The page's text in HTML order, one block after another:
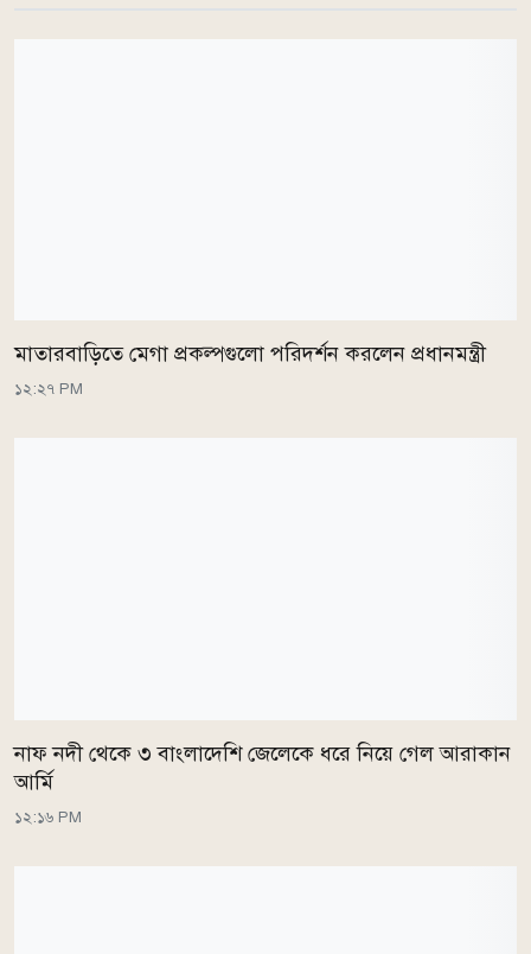
মাতারবাড়িতে মেগা প্রকল্পগুলো পরিদর্শন করলেন প্রধানমন্ত্রী
১২:২৭ PM
নাফ নদী থেকে ৩ বাংলাদেশি জেলেকে ধরে নিয়ে গেল আরাকান
আর্মি
১২:১৬ PM